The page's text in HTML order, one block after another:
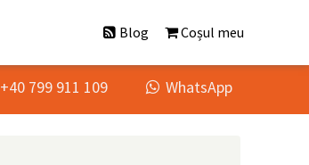
Blog Coșul meu
+40 799 911 109  WhatsApp